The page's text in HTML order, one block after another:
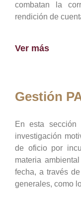
combatan la
rendición de
Ver más
Gestión
En esta sección
investigación
de oficio por
materia
fecha, a través
generales, como